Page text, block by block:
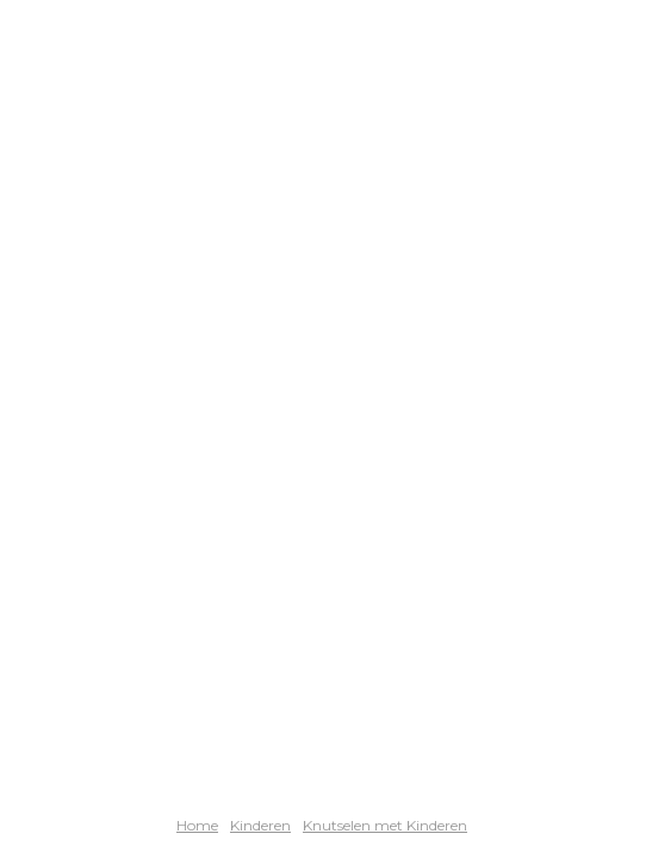
Home Kinderen Knutselen met Kinderen